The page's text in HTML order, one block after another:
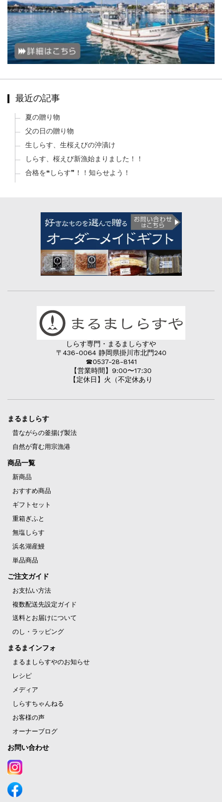
最近の記事
夏の贈り物
父の日の贈り物
生しらす、生桜えびの沖漬け
しらす、桜えび新漁始まりました！！
合格を❝しらす❞！！知らせよう！
しらす専門・まるましらすや
〒436-0064 静岡県掛川市北門240
☎︎0537-28-8141
【営業時間】9:00〜17:30
【定休日】火（不定休あり
まるましらす
昔ながらの釜揚げ製法
自然が育む用宗漁港
商品一覧
新商品
おすすめ商品
ギフトセット
重箱ぎふと
無塩しらす
浜名湖産鰻
単品商品
ご注文ガイド
お支払い方法
複数配送先設定ガイド
送料とお届けについて
のし・ラッピング
まるまインフォ
まるましらすやのお知らせ
レシピ
メディア
しらすちゃんねる
お客様の声
オーナーブログ
お問い合わせ